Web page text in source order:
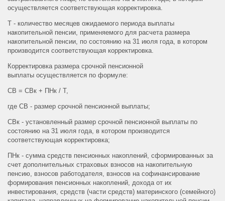
осуществляется соответствующая корректировка.
Т - количество месяцев ожидаемого периода выплаты
накопительной пенсии, применяемого для расчета размера
накопительной пенсии, по состоянию на 31 июля года, в котором
производится соответствующая корректировка.
Корректировка размера срочной пенсионной
выплаты осуществляется по формуле:
СВ = СВк + ПНк / Т,
где СВ - размер срочной пенсионной выплаты;
СВк - установленный размер срочной пенсионной выплаты по
состоянию на 31 июля года, в котором производится
соответствующая корректировка;
ПНк - сумма средств пенсионных накоплений, сформированных за
счет дополнительных страховых взносов на накопительную
пенсию, взносов работодателя, взносов на софинансирование
формирования пенсионных накоплений, дохода от их
инвестирования, средств (части средств) материнского (семейного)